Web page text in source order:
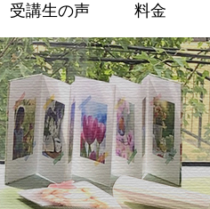
受講生の声 料金